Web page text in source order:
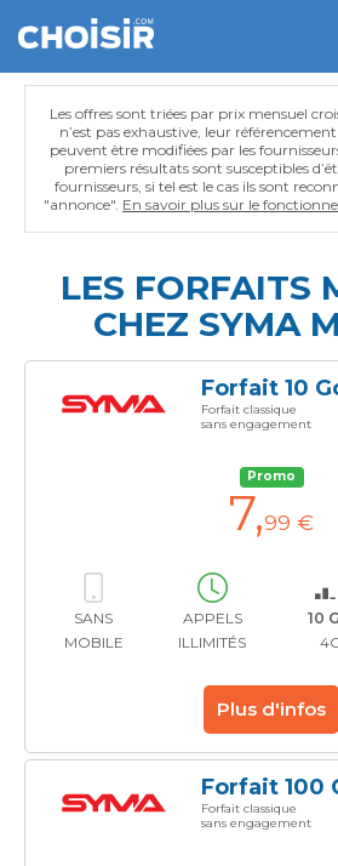
Les offres sont triées par prix mensuel
n’est pas exhaustive, leur
peuvent être modifiées par les
premiers résultats sont susceptibles
fournisseurs, si tel est le cas ils sont
"annonce". En savoir plus sur le
LES FORFAITS
CHEZ SYMA
Forfait 10
Forfait classique
sans engagement
Promo
7,99 €
SANS
MOBILE
APPELS
ILLIMITÉS
10
Plus d'infos
Forfait 100
Forfait classique
sans engagement